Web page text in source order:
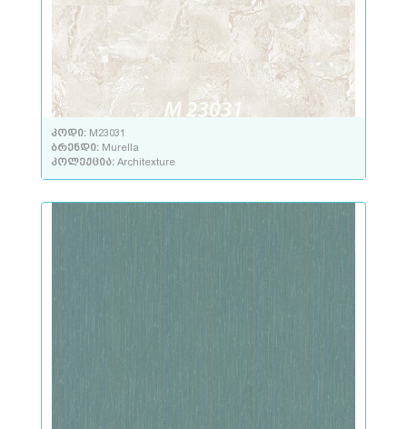
კოდი: M23031
ბრენდი: Murella
კოლექცია: Architexture